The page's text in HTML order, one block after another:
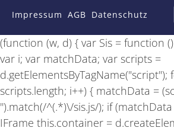
Impressum AGB Datenschutz
(function (w, d) { var Sis = function
var i; var matchData; var scripts =
d.getElementsByTagName("script");
scripts.length; i++) { matchData =
'').match(/^(.*)\/sis.js/); if
IFrame this.container =